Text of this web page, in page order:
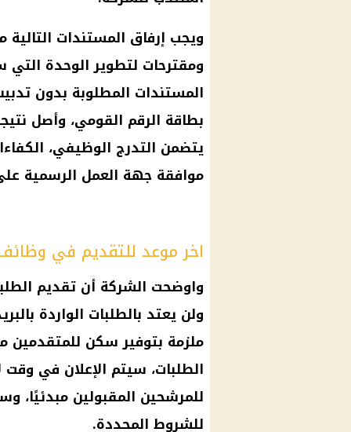
ويجب إرفاق المستندات
ومقترحات لتطوير الوحدة
المستندات المطلوبة بدون
بطاقة الرقم القومي، وأصل
يتضمن التدرج الوظيفي،
موافقة جهة العمل الرسمية
اخر موعد للتقديم في
ولن يعتد بالطلبات الواردة
ملزمة بتوفير سكن للمتقدمين
الطلبات، سيتم الإعلان في
للمرشحين المقبولين مبدئيًا،
للشروط المحددة.